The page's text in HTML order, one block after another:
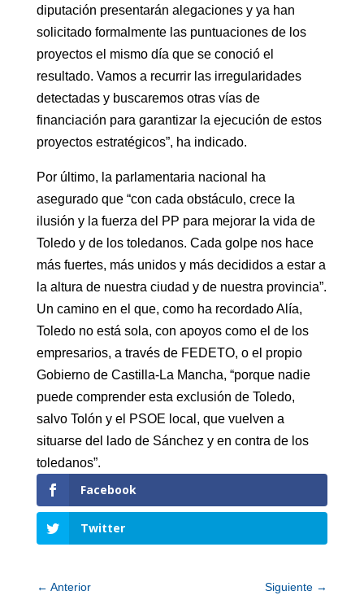
diputación presentarán alegaciones y ya han
solicitado formalmente las puntuaciones de los
proyectos el mismo día que se conoció el
resultado. Vamos a recurrir las irregularidades
detectadas y buscaremos otras vías de
financiación para garantizar la ejecución de estos
proyectos estratégicos”, ha indicado.
Por último, la parlamentaria nacional ha
asegurado que “con cada obstáculo, crece la
ilusión y la fuerza del PP para mejorar la vida de
Toledo y de los toledanos. Cada golpe nos hace
más fuertes, más unidos y más decididos a estar a
la altura de nuestra ciudad y de nuestra provincia”.
Un camino en el que, como ha recordado Alía,
Toledo no está sola, con apoyos como el de los
empresarios, a través de FEDETO, o el propio
Gobierno de Castilla-La Mancha, “porque nadie
puede comprender esta exclusión de Toledo,
salvo Tolón y el PSOE local, que vuelven a
situarse del lado de Sánchez y en contra de los
toledanos”.
Facebook
Twitter
← Anterior Siguiente →